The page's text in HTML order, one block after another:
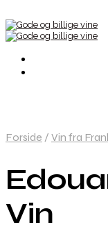
Forside / Vin fra
Vin